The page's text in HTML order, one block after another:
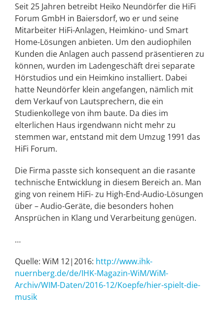
Seit 25 Jahren betreibt Heiko Neundörfer die HiFi
Forum GmbH in Baiersdorf, wo er und seine
Mitarbeiter HiFi-Anlagen, Heimkino- und Smart
Home-Lösungen anbieten. Um den audiophilen
Kunden die Anlagen auch passend präsentieren zu
können, wurden im Ladengeschäft drei separate
Hörstudios und ein Heimkino installiert. Dabei
hatte Neundörfer klein angefangen, nämlich mit
dem Verkauf von Lautsprechern, die ein
Studienkollege von ihm baute. Da dies im
elterlichen Haus irgendwann nicht mehr zu
stemmen war, entstand mit dem Umzug 1991 das
HiFi Forum.
Die Firma passte sich konsequent an die rasante
technische Entwicklung in diesem Bereich an. Man
ging von reinem HiFi- zu High-End-Audio-Lösungen
über – Audio-Geräte, die besonders hohen
Ansprüchen in Klang und Verarbeitung genügen.
…
Quelle: WiM 12|2016: http://www.ihk-
nuernberg.de/de/IHK-Magazin-WiM/WiM-
Archiv/WIM-Daten/2016-12/Koepfe/hier-spielt-die-
musik